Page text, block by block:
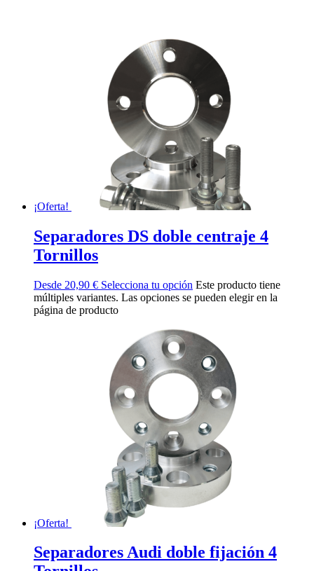
¡Oferta!
Separadores DS doble centraje 4
Tornillos
Desde 20,90 € Selecciona tu opción Este producto tiene
múltiples variantes. Las opciones se pueden elegir en la
página de producto
¡Oferta!
Separadores Audi doble fijación 4